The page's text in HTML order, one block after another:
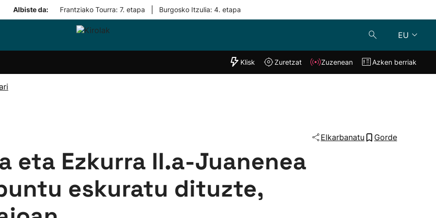
Albiste da: Frantziako Tourra: 7. etapa Burgosko Itzulia: 4. etapa
EU
Taldeak
"Helmuga"
Klisk Zuzenean
Klisk Zuretzat Zuzenean Azken berriak
Elkarbanatu Gorde
eta Ezkurra II.a-Juanenea
eskuratu dituzte,